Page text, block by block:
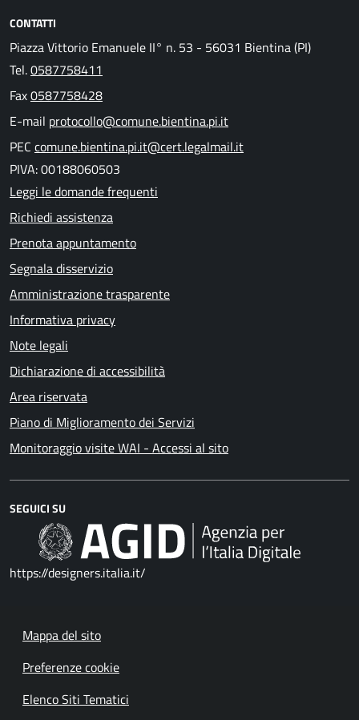
CONTATTI
Piazza Vittorio Emanuele II° n. 53 - 56031 Bientina (PI)
Tel.0587758411
Fax0587758428
E-mail protocollo@comune.bientina.pi.it
PEC comune.bientina.pi.it@cert.legalmail.it
PIVA: 00188060503
Leggi le domande frequenti
Richiedi assistenza
Prenota appuntamento
Segnala disservizio
Amministrazione trasparente
Informativa privacy
Note legali
Dichiarazione di accessibilità
Area riservata
Piano di Miglioramento dei Servizi
Monitoraggio visite WAI - Accessi al sito
SEGUICI SU
https://designers.italia.it/
Mappa del sito
Preferenze cookie
Elenco Siti Tematici